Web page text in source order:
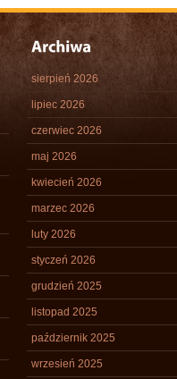
sierpień 2026
lipiec 2026
czerwiec 2026
maj 2026
kwiecień 2026
marzec 2026
luty 2026
styczeń 2026
grudzień 2025
listopad 2025
październik 2025
wrzesień 2025